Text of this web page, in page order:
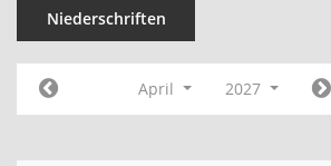
Niederschriften
April 2027